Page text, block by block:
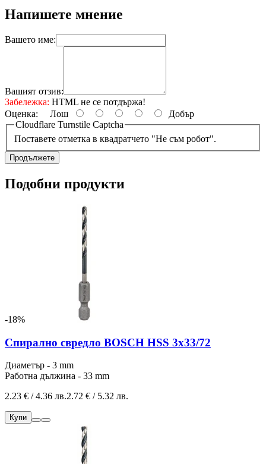
Напишете мнение
Вашето име:
Вашият отзив:
Забележка: HTML не се потдържа!
Оценка: Лош
Добър
Cloudflare Turnstile Captcha
Поставете отметка в квадратчето "Не съм робот".
Продължете
Подобни продукти
-18%
Спирално свредло BOSCH HSS 3x33/72
Диаметър - 3 mm
Работна дължина - 33 mm
2.23 € / 4.36 лв.2.72 € / 5.32 лв.
Купи